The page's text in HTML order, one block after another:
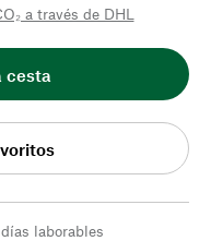
a través de DHL
cesta
laborables